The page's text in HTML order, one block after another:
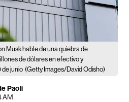
Musk hable de una quiebra de
de dólares en efectivo y
junio (Getty Images/David Odisho)
Paoli
AM